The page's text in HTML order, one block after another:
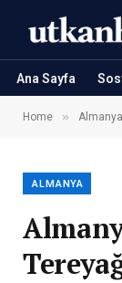
Ana Sayfa
Home » Almanya
ALMANYA